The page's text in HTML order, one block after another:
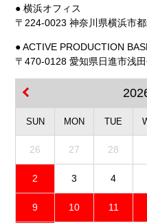
● 横浜オフィス
〒224-0023 神奈川県横浜市
● ACTIVE PRODUCTION
〒470-0128 愛知県日進市浅
SUN MON TUE
26 27 28
2 3 4
9 10 11